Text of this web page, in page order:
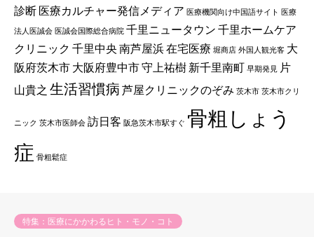
診断医療カルチャー発信メディア 医療機関向け中国語サイト 医療
法人医誠会 医誠会国際総合病院 千里ニュータウン千里ホームケア
クリニック 千里中央南芦屋浜在宅医療 堀商店 外国人観光客 大
阪府茨木市大阪府豊中市守上祐樹新千里南町 早期発見 片
山貴之 生活習慣病芦屋クリニックのぞみ 茨木市 茨木市クリ
ニック 茨木市医師会 訪日客 阪急茨木市駅すぐ 骨粗しょう
症 骨粗鬆症
特集：医療にかかわるヒト・モノ・コト